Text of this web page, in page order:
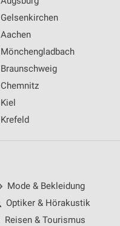
Gelsenkirchen
Aachen
Mönchengladbach
Braunschweig
Chemnitz
Kiel
Krefeld
Mode & Bekleidung
Optiker & Hörakustik
Reisen & Tourismus